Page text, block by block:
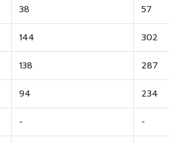
38 57
144 302
138 287
94 234
- -